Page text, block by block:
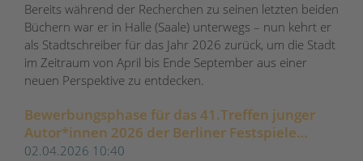
Bereits während der Recherchen zu seinen letzten beiden
Büchern war er in Halle (Saale) unterwegs – nun kehrt er
als Stadtschreiber für das Jahr 2026 zurück, um die Stadt
im Zeitraum von April bis Ende September aus einer
neuen Perspektive zu entdecken.
Bewerbungsphase für das 41.Treffen junger
Autor*innen 2026 der Berliner Festspiele
gestartet
02.04.2026 10:40